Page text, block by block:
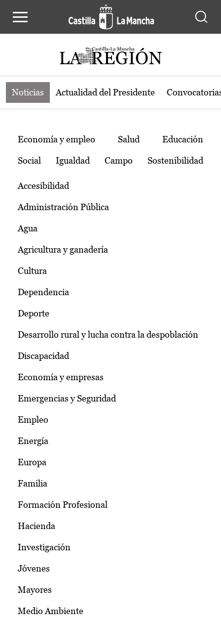
Noticias de la región de Castilla-La
Noticias Actualidad del Presidente
Temas
Economía y empleo Salud Educación
Social Igualdad Campo Sostenibilidad
Accesibilidad
Administración Pública
Agua
Agricultura y ganadería
Cultura
Dependencia
Deporte
Desarrollo rural y lucha contra la despoblación
Discapacidad
Economía y empresas
Emergencias y Seguridad
Empleo
Energía
Europa
Familia
Formación Profesional
Hacienda
Investigación
Jóvenes
Mayores
Medio Ambiente